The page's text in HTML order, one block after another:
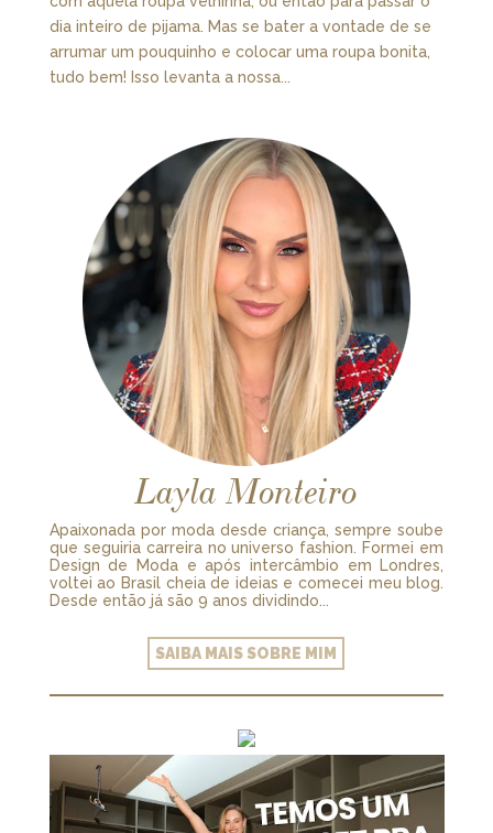
dia inteiro de pijama. Mas se bater a vontade de se
arrumar um pouquinho e colocar uma roupa bonita,
tudo bem! Isso levanta a nossa...
Layla Monteiro
Apaixonada por moda desde criança, sempre soube
que seguiria carreira no universo fashion. Formei em
Design de Moda e após intercâmbio em Londres,
voltei ao Brasil cheia de ideias e comecei meu blog.
Desde então já são 9 anos dividindo...
SAIBA MAIS SOBRE MIM